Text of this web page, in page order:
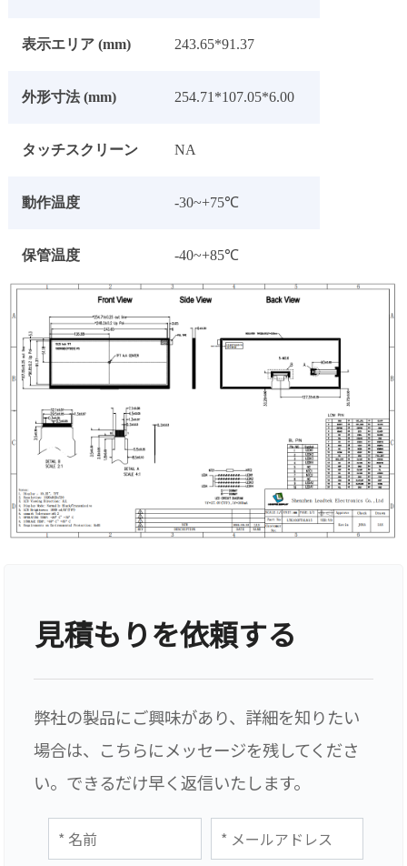
表示エリア (mm) 243.65*91.37
外形寸法 (mm) 254.71*107.05*6.00
タッチスクリーン NA
動作温度 -30~+75℃
保管温度 -40~+85℃
見積もりを依頼する
弊社の製品にご興味があり、詳細を知りたい
場合は、こちらにメッセージを残してくださ
い。できるだけ早く返信いたします。